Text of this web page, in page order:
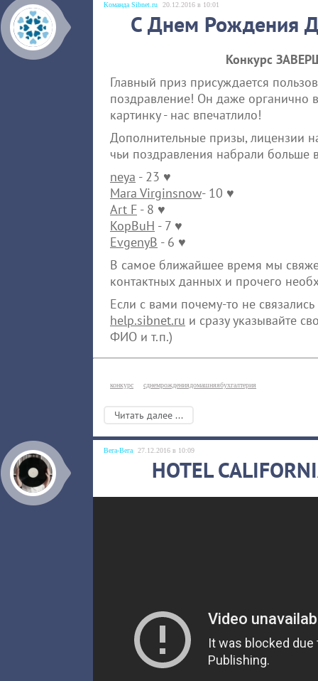
Команда Sibnet.ru 20.12.2016 в 10:01
С Днем Рождения
Конкурс
Главный приз присуждается
поздравление! Он даже органично
картинку - нас впечатлило!
Дополнительные призы, лицензии
чьи поздравления набрали больше
neya - 23 ♥
Mara Virginsnow- 10 ♥
Art F - 8 ♥
KopBuH - 7 ♥
EvgenyB - 6 ♥
В самое ближайшее время мы
контактных данных и прочего
Если с вами почему-то не
help.sibnet.ru и сразу указывайте
ФИО и т.п.)
конкурс cднемрождениядомашняябухгалтерия
Читать далее ...
Вега-Вега 27.12.2016 в 10:09
HOTEL